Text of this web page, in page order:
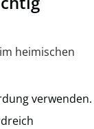
heimischen
verwenden.